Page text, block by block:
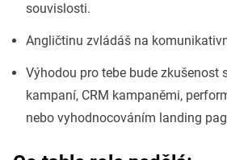
souvislosti.
Angličtinu zvládáš na
Výhodou pro tebe bude zkušenost
kampaní, CRM kampaněmi,
nebo vyhodnocováním landing